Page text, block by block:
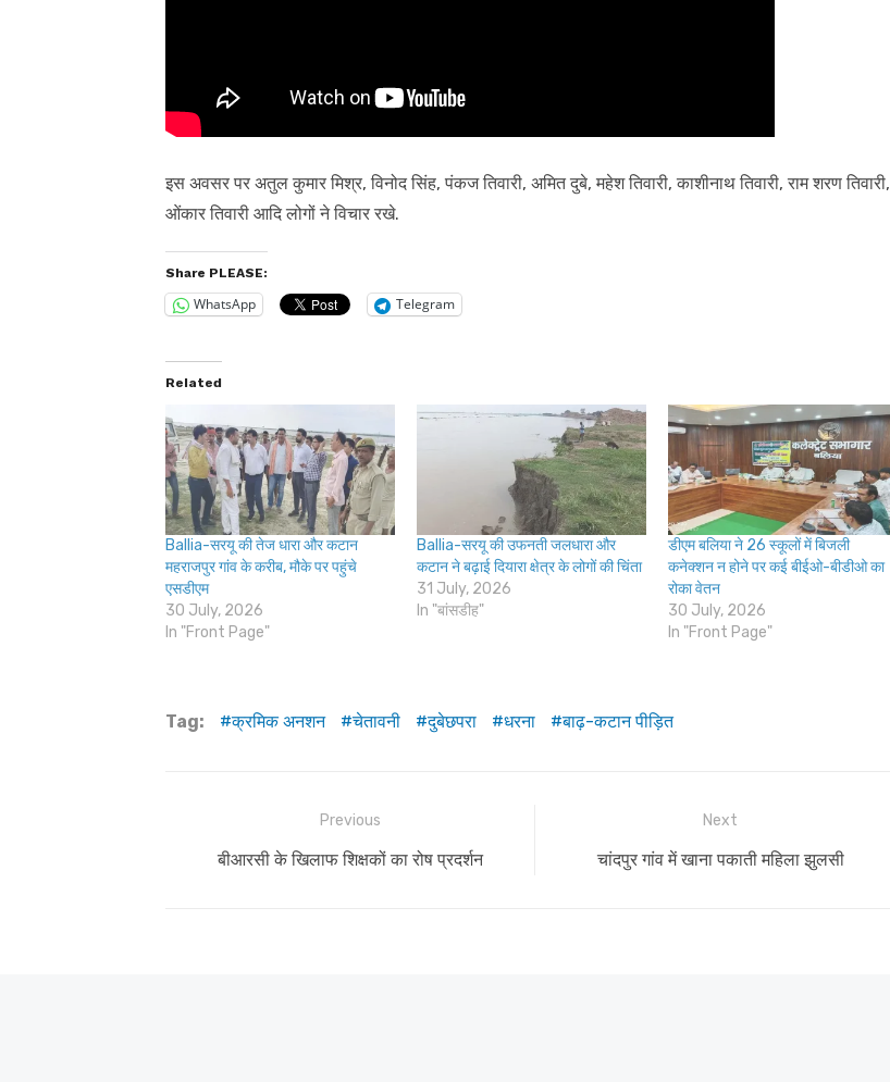
इस अवसर पर अतुल कुमार मिश्र, विनोद सिंह, पंकज तिवारी, अमित दुबे, महेश तिवारी, काशीनाथ तिवारी, राम शरण तिवारी,
ओंकार तिवारी आदि लोगों ने विचार रखे.
Share PLEASE:
WhatsApp Telegram
Related
Ballia-सरयू की तेज धारा और कटान
महराजपुर गांव के करीब, मौके पर पहुंचे
एसडीएम
30 July, 2026
In "Front Page"
Ballia-सरयू की उफनती जलधारा और
कटान ने बढ़ाई दियारा क्षेत्र के लोगों की चिंता
31 July, 2026
In "बांसडीह"
डीएम बलिया ने 26 स्कूलों में बिजली
कनेक्शन न होने पर कई बीईओ-बीडीओ का
रोका वेतन
30 July, 2026
In "Front Page"
Tag: क्रमिक अनशन चेतावनी दुबेछपरा धरना बाढ़-कटान पीड़ित
navigation
Previous
Previous
बीआरसी के खिलाफ शिक्षकों का रोष प्रदर्शन
Next
Next
चांदपुर गांव में खाना पकाती महिला झुलसी